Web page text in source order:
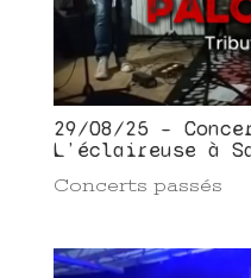
29/08/25 –
L’éclaireuse à
Concerts passés